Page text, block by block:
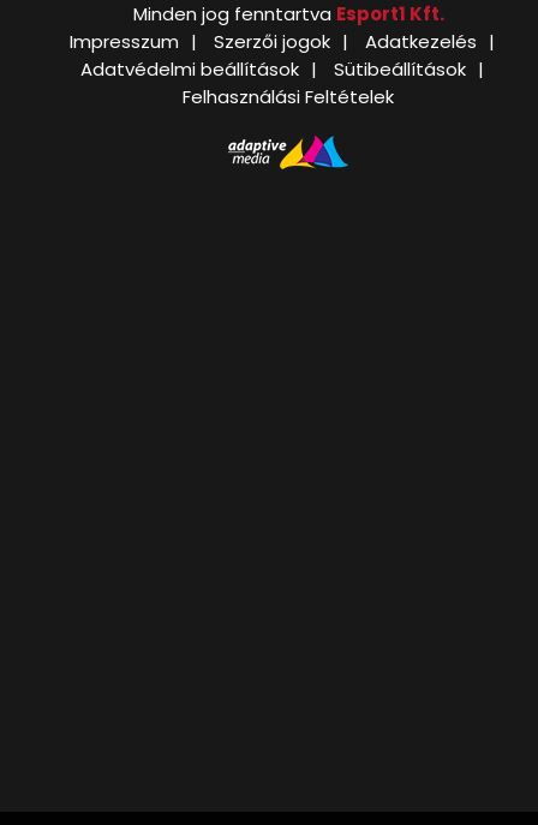
Minden jog fenntartva Esport1 Kft.
Impresszum
Szerzői jogok
Adatkezelés
Adatvédelmi beállítások
Sütibeállítások
Felhasználási Feltételek